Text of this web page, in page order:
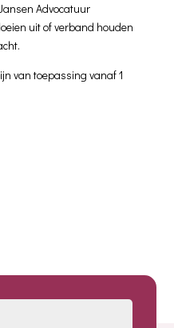
Advocatuur
uit of verband houden
van toepassing vanaf 1